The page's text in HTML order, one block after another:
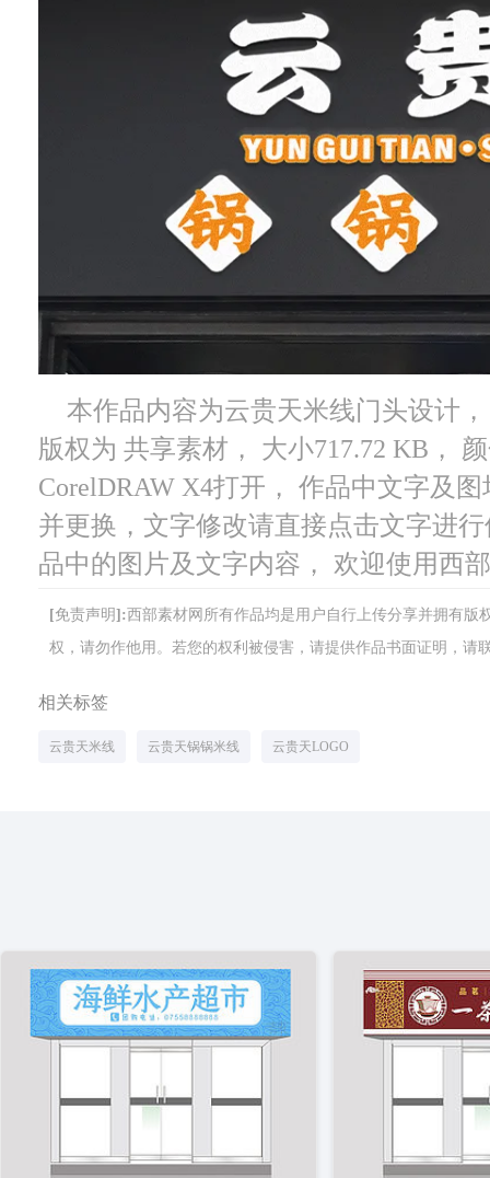
本作品内容为云贵天米线门头设计
版权为 共享素材， 大小717.72 KB，
CorelDRAW X4打开， 作品中文字及
并更换，文字修改请直接点击文字进
品中的图片及文字内容， 欢迎使用西
[免责声明]:西部素材网所有作品均是用户自行上传分享并拥有版
权，请勿作他用。若您的权利被侵害，请提供作品书面证明，请
相关标签
云贵天米线 云贵天锅锅米线 云贵天LOGO